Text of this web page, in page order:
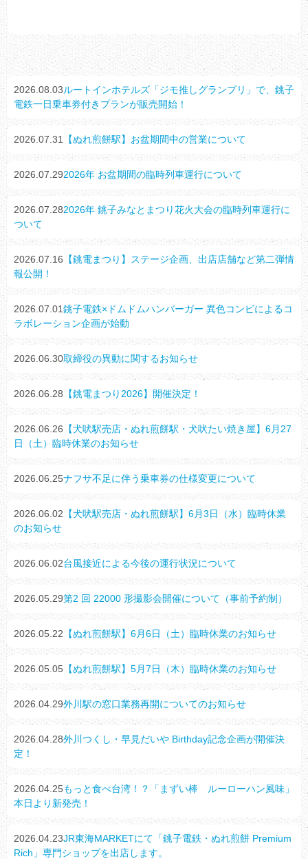
2026.08.03ルートインホテルズ「ジモ推しグランプリ」で、銚子
電鉄一日乗車券付きプランが販売開始！
2026.07.31 【ぬれ煎餅駅】お盆期間中の営業について
2026.07.292026年 お盆期間の臨時列車運行について
2026.07.282026年 銚子みなとまつり花火大会の臨時列車運行に
ついて
2026.07.16 【銚電まつり】ステージ企画、出店店舗など第二弾情
報公開！
2026.07.01銚子電鉄×ドムドムハンバーガー 異色コンビによるコ
ラボレーション企画が始動
2026.06.30取締役の異動に関するお知らせ
2026.06.28 【銚電まつり2026】開催決定！
2026.06.26 【犬吠駅売店・ぬれ煎餅駅・犬吠たい焼き屋】6月27
日（土）臨時休業のお知らせ
2026.06.25ナフサ不足に伴う乗車券の仕様変更について
2026.06.02 【犬吠駅売店・ぬれ煎餅駅】6月3日（水）臨時休業
のお知らせ
2026.06.02台風接近による今後の運行状況について
2026.05.29第2 回 22000 形撮影会開催について（事前予約制）
2026.05.22 【ぬれ煎餅駅】6月6日（土）臨時休業のお知らせ
2026.05.05 【ぬれ煎餅駅】5月7日（木）臨時休業のお知らせ
2026.04.29外川駅の窓口業務再開についてのお知らせ
2026.04.28外川つくし・早見だいや Birthday記念企画が開催決
定！
2026.04.25もっと食べ台湾！？「まずい棒 ルーローハン風味」
本日より新発売！
2026.04.23JR東海MARKETにて「銚子電鉄・ぬれ煎餅 Premium
Rich」専門ショップを出店します。